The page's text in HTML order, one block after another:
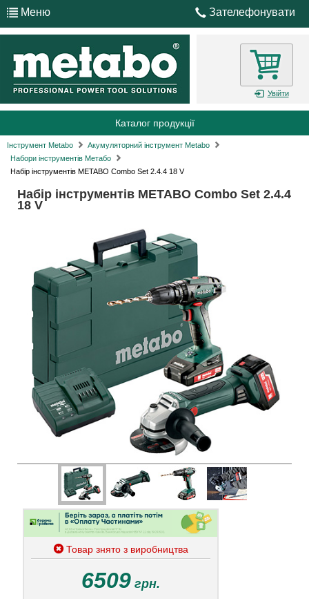
Меню Зателефонувати
Увійти
Каталог продукції
Інструмент Metabo
Акумуляторний інструмент Metabo
Набори інструментів Метабо
Набір інструментів METABO Combo Set 2.4.4 18 V
Набір інструментів METABO Combo Set 2.4.4
18 V
Товар знято з виробництва
6509 грн.